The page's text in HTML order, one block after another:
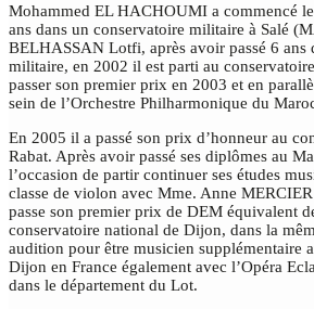
Mohammed EL HACHOUMI a commencé
ans dans un conservatoire militaire à Salé
BELHASSAN Lotfi, après avoir passé 6 ans
militaire, en 2002 il est parti au
passer son premier prix en 2003 et en
sein de l’Orchestre Philharmonique du
En 2005 il a passé son prix d’honneur au
Rabat. Après avoir passé ses diplômes au
l’occasion de partir continuer ses études
classe de violon avec Mme. Anne
passe son premier prix de DEM équivalent
conservatoire national de Dijon, dans la
audition pour être musicien supplémentaire
Dijon en France également avec l’Opéra
dans le département du Lot.